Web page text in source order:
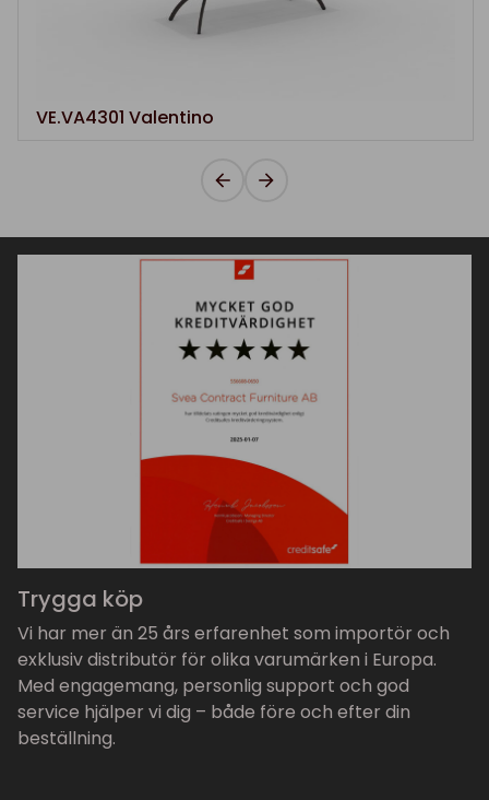
VE.VA4301 Valentino
Trygga köp
Vi har mer än 25 års erfarenhet som importör och
exklusiv distributör för olika varumärken i Europa.
Med engagemang, personlig support och god
service hjälper vi dig – både före och efter din
beställning.